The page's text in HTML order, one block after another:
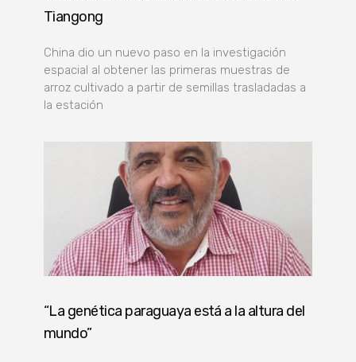
Tiangong
China dio un nuevo paso en la investigación
espacial al obtener las primeras muestras de
arroz cultivado a partir de semillas trasladadas a
la estación
“La genética paraguaya está a la altura del
mundo”